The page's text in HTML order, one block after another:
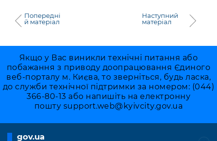
Попередні
й матеріал
Наступний
матеріал
Якщо у Вас виникли технічні питання або
побажання з приводу доопрацювання Єдиного
веб-порталу м. Києва, то зверніться, будь ласка,
до служби технічної підтримки за номером: (044)
366-80-13 або напишіть на електронну
пошту support.web@kyivcity.gov.ua
gov.ua